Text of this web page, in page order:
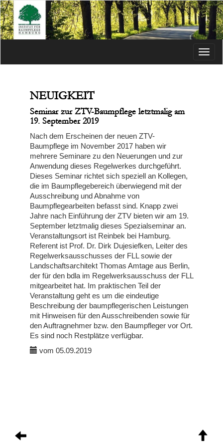
Menü
NEUIGKEIT
Seminar zur ZTV-Baumpflege letztmalig am
19. September 2019
Nach dem Erscheinen der neuen ZTV-
Baumpflege im November 2017 haben wir
mehrere Seminare zu den Neuerungen und zur
Anwendung dieses Regelwerkes durchgeführt.
Dieses Seminar richtet sich speziell an Kollegen,
die im Baumpflegebereich überwiegend mit der
Ausschreibung und Abnahme von
Baumpflegearbeiten befasst sind. Knapp zwei
Jahre nach Einführung der ZTV bieten wir am 19.
September letztmalig dieses Spezialseminar an.
Veranstaltungsort ist Reinbek bei Hamburg.
Referent ist Prof. Dr. Dirk Dujesiefken, Leiter des
Regelwerksausschusses der FLL sowie der
Landschaftsarchitekt Thomas Amtage aus Berlin,
der für den bdla im Regelwerksausschuss der FLL
mitgearbeitet hat. Im praktischen Teil der
Veranstaltung geht es um die eindeutige
Beschreibung der baumpflegerischen Leistungen
mit Hinweisen für den Ausschreibenden sowie für
den Auftragnehmer bzw. den Baumpfleger vor Ort.
Es sind noch Restplätze verfügbar.
vom 05.09.2019